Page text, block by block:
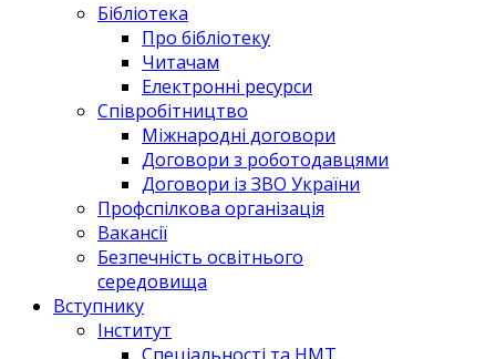
Бібліотека
Про бібліотеку
Читачам
Електронні ресурси
Співробітництво
Міжнародні договори
Договори з роботодавцями
Договори із ЗВО України
Профспілкова організація
Вакансії
Безпечність освітнього
середовища
Вступнику
Інститут